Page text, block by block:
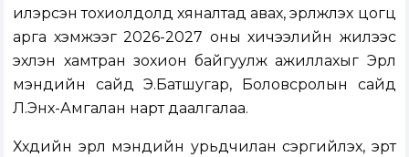
илэрсэн тохиолдолд хяналтад авах, эрүүлжүүлэх цогц
арга хэмжээг 2026-2027 оны хичээлийн жилээс
эхлэн хамтран зохион байгуулж ажиллахыг Эрүүл
мэндийн сайд Э.Батшугар, Боловсролын сайд
Л.Энх-Амгалан нарт даалгалаа.
Хүүхдийн эрүүл мэндийн урьдчилан сэргийлэх, эрт